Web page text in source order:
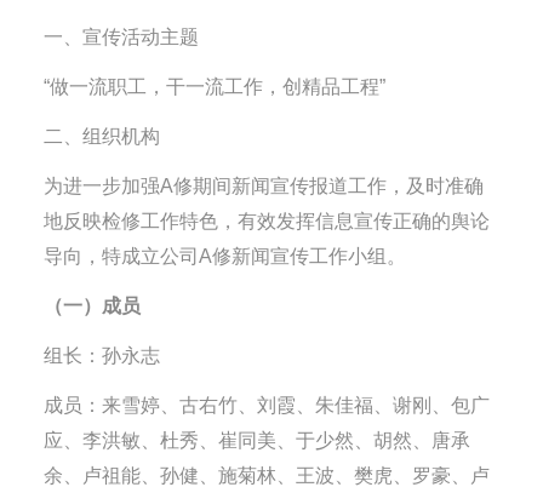
一、宣传活动主题
“做一流职工，干一流工作，创精品工程”
二、组织机构
为进一步加强A修期间新闻宣传报道工作，及时准确
地反映检修工作特色，有效发挥信息宣传正确的舆论
导向，特成立公司A修新闻宣传工作小组。
（一）成员
组长：孙永志
成员：来雪婷、古右竹、刘霞、朱佳福、谢刚、包广
应、李洪敏、杜秀、崔同美、于少然、胡然、唐承
余、卢祖能、孙健、施菊林、王波、樊虎、罗豪、卢